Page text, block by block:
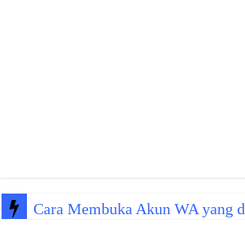
Cara Membuka Akun WA yang
Kenapa WA Kena Blokir